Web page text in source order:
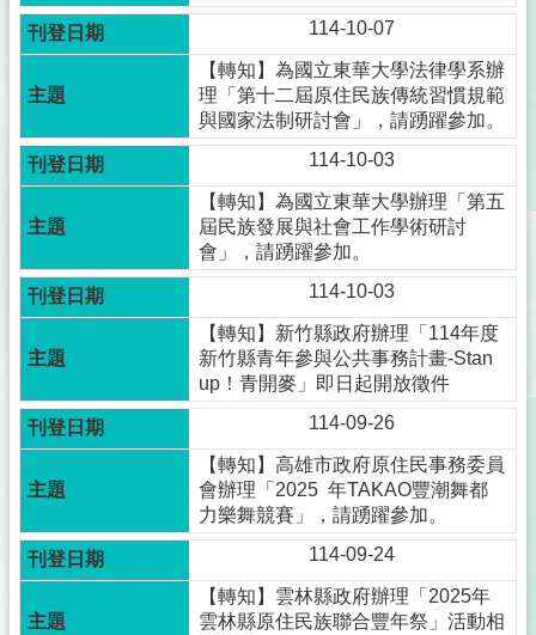
114-10-07
【轉知】為國立東華大學法律學系辦
理「第十二屆原住民族傳統習慣規範
與國家法制研討會」，請踴躍參加。
114-10-03
【轉知】為國立東華大學辦理「第五
屆民族發展與社會工作學術研討
會」，請踴躍參加。
114-10-03
【轉知】新竹縣政府辦理「114年度
新竹縣青年參與公共事務計畫-Stan
up！青開麥」即日起開放徵件
114-09-26
【轉知】高雄市政府原住民事務委員
會辦理「2025 年TAKAO豐潮舞都
力樂舞競賽」，請踴躍參加。
114-09-24
【轉知】雲林縣政府辦理「2025年
雲林縣原住民族聯合豐年祭」活動相